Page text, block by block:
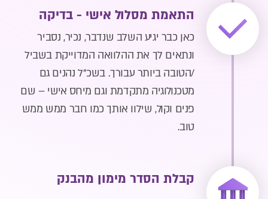
התאמת מסלול אישי - בדיקה
כאן כבר יגיע השלב שנדבר, נכיר, נסביר
ונתאים לך את ההלוואה המדוייקת בשביל
/הטובה ביותר עבורך. בשכ"ל נהנים גם
מטכנולוגיה מתקדמת וגם מיחס אישי – שם
פנים וקול, שילוו אותך כמו חבר ממש ממש
טוב.
קבלת הסדר מימון מהבנק